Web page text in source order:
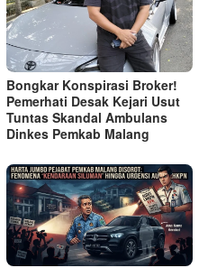
Bongkar Konspirasi Broker!
Pemerhati Desak Kejari Usut
Tuntas Skandal Ambulans
Dinkes Pemkab Malang